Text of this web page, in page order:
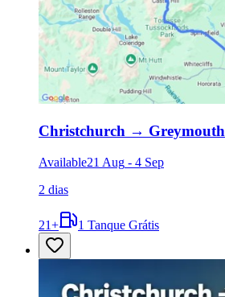
Christchurch → Greymouth
Available21 Aug - 4 Sep
2 dias
21+ 1 Tanque Grátis